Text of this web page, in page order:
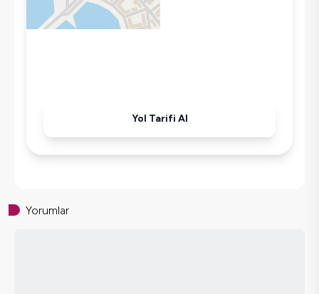
Yol Tarifi Al
Yorumlar